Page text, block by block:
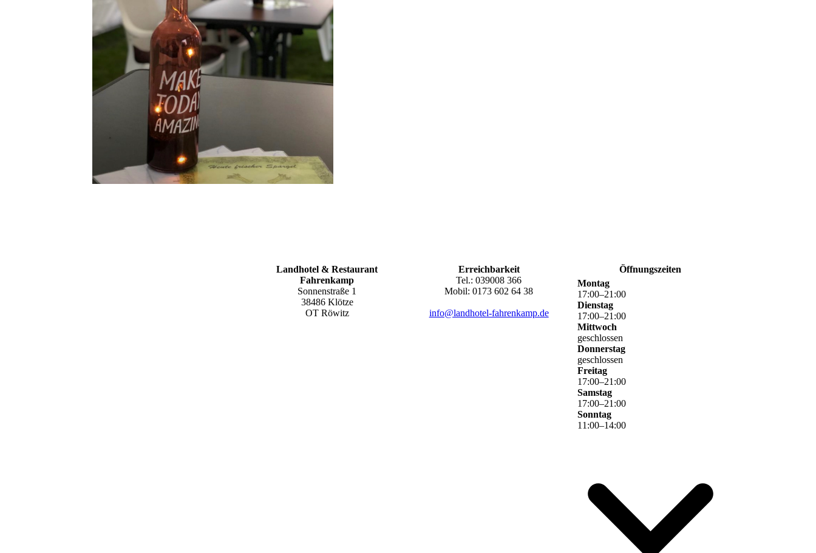
Landhotel & Restaurant
Fahrenkamp
Sonnenstraße 1
38486 Klötze
OT Röwitz
Erreichbarkeit
Tel.: 039008 366
Mobil: 0173 602 64 38
info@landhotel-fahrenkamp.de
Öffnungszeiten
Montag
17:00–21 :00
Dienstag
17:00–21 :00
Mittwoch
geschlossen
Donnerstag
geschlossen
Freitag
17:00–21 :00
Samstag
17:00–21 :00
Sonntag
11 :00–14:00